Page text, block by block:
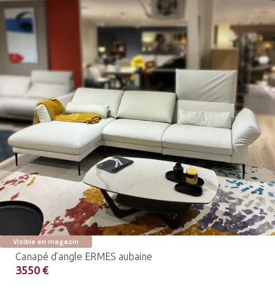
Visible en magasin
Canapé d’angle ERMES aubaine
3550 €